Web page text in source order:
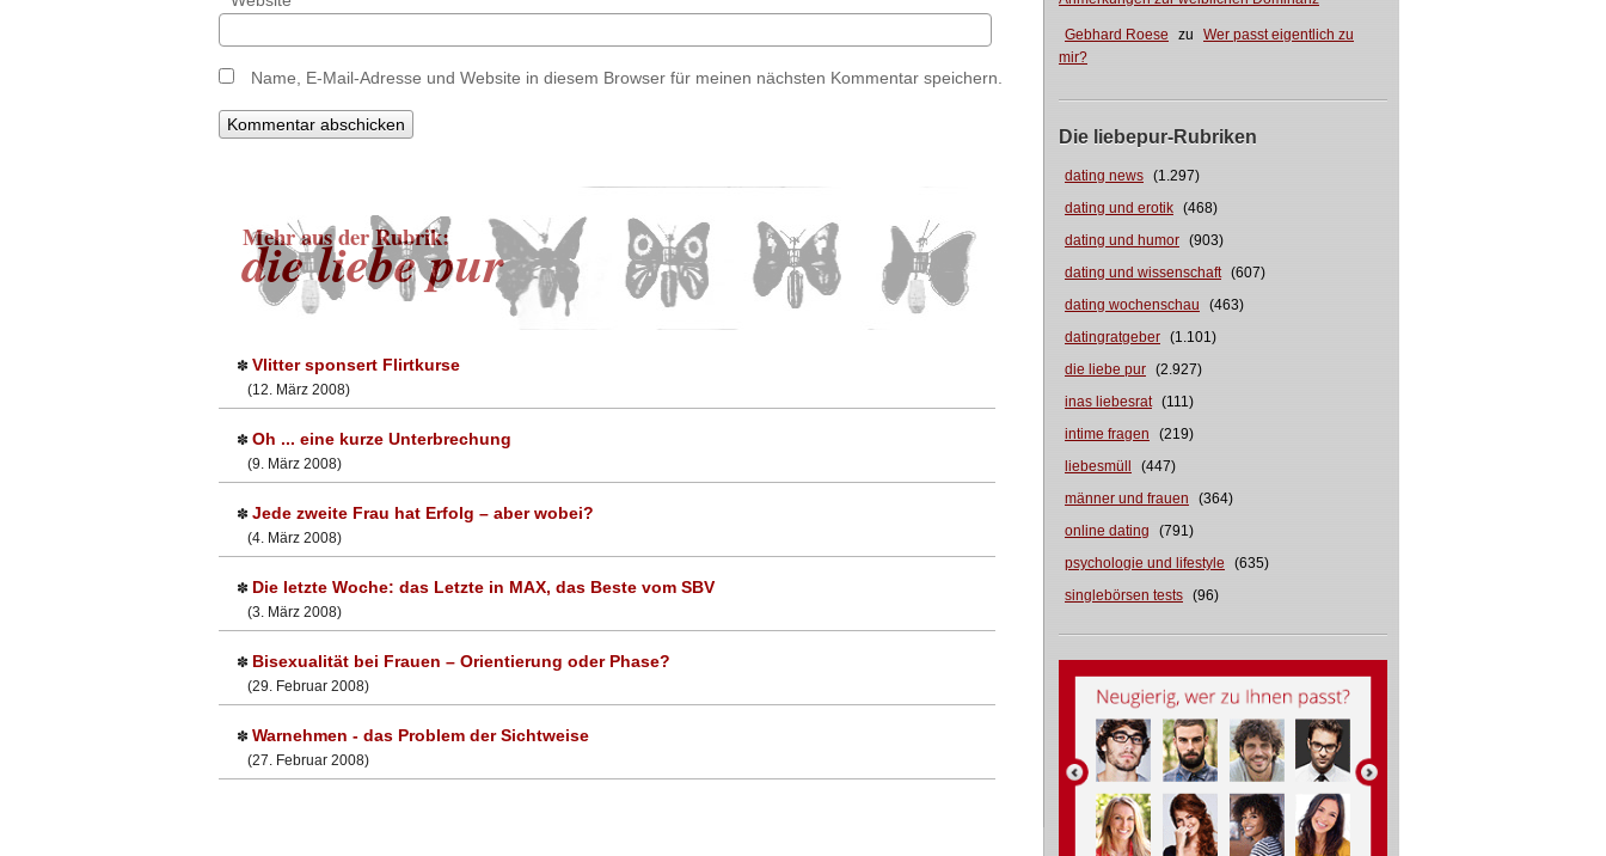
Gebhard Roese zu
Wer passt eigentlich zu
mir?
Die liebepur-Rubriken
dating news (1.297)
dating und erotik (468)
dating und humor (903)
dating und wissenschaft (607)
dating wochenschau
(463)
datingratgeber (1.101)
die liebe pur (2.927)
inas liebesrat (111)
intime fragen
(219)
liebesmüll
(447)
männer und frauen
(364)
online dating
(791)
psychologie und lifestyle
(635)
singlebörsen tests (96)
Name, E-Mail-Adresse und Website in diesem Browser für meinen nächsten Kommentar speichern.
Mehr aus der Rubrik:
die liebe pur
✽ Vlitter sponsert Flirtkurse
(12. März 2008)
✽ Oh ... eine kurze Unterbrechung
(9. März 2008)
✽ Jede zweite Frau hat Erfolg – aber wobei?
(4. März 2008)
✽ Die letzte Woche: das Letzte in MAX, das Beste vom SBV
(3. März 2008)
✽ Bisexualität bei Frauen – Orientierung oder Phase?
(29. Februar 2008)
✽ Warnehmen - das Problem der Sichtweise
(27. Februar 2008)